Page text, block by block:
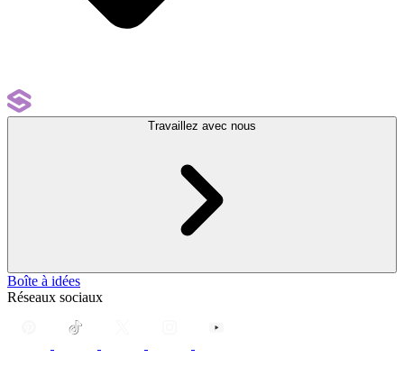
Travaillez avec nous
Boîte à idées
Réseaux sociaux